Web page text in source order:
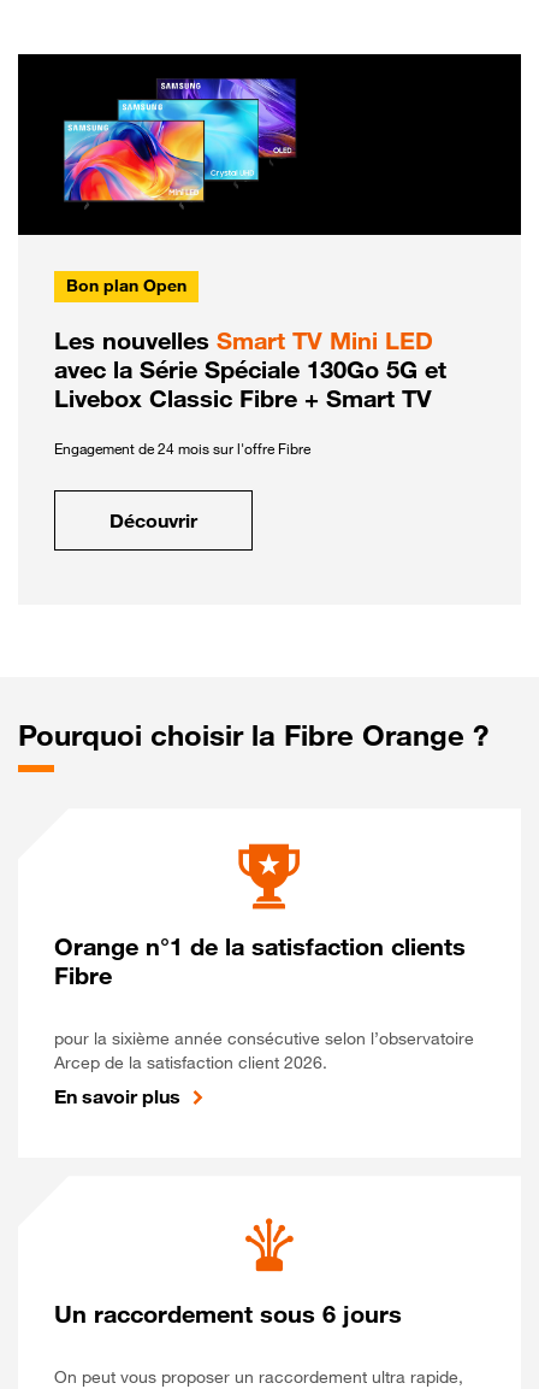
Bon plan Open
Les nouvelles Smart TV Mini LED
avec la Série Spéciale 130Go 5G et
Livebox Classic Fibre + Smart TV
Engagement de 24 mois sur l'offre Fibre
Découvrir
Pourquoi choisir la Fibre Orange ?
Orange n°1 de la satisfaction clients
Fibre
pour la sixième année consécutive selon l’observatoire
Arcep de la satisfaction client 2026.
En savoir plus
Un raccordement sous 6 jours
On peut vous proposer un raccordement ultra rapide,